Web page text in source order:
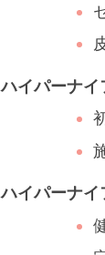
ハイパーナイ
ハイパーナ